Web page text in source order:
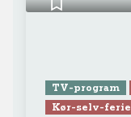
TV-program
Kør-selv-ferie